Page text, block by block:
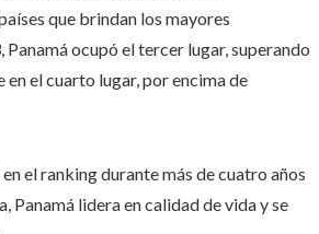
que brindan los mayores
ocupó el tercer lugar, superando
en el cuarto lugar, por encima de
el ranking durante más de cuatro años
Panamá lidera en calidad de vida y se